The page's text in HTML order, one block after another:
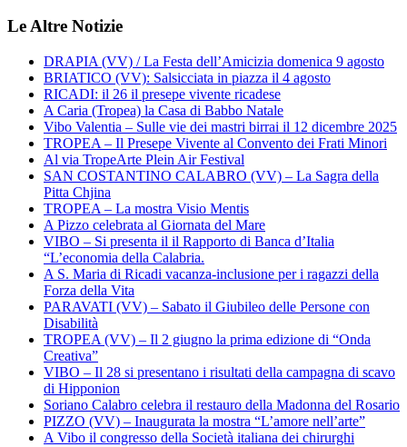
Le Altre Notizie
DRAPIA (VV) / La Festa dell’Amicizia domenica 9 agosto
BRIATICO (VV): Salsicciata in piazza il 4 agosto
RICADI: il 26 il presepe vivente ricadese
A Caria (Tropea) la Casa di Babbo Natale
Vibo Valentia – Sulle vie dei mastri birrai il 12 dicembre 2025
TROPEA – Il Presepe Vivente al Convento dei Frati Minori
Al via TropeArte Plein Air Festival
SAN COSTANTINO CALABRO (VV) – La Sagra della
Pitta Chjina
TROPEA – La mostra Visio Mentis
A Pizzo celebrata al Giornata del Mare
VIBO – Si presenta il il Rapporto di Banca d’Italia
“L’economia della Calabria.
A S. Maria di Ricadi vacanza-inclusione per i ragazzi della
Forza della Vita
PARAVATI (VV) – Sabato il Giubileo delle Persone con
Disabilità
TROPEA (VV) – Il 2 giugno la prima edizione di “Onda
Creativa”
VIBO – Il 28 si presentano i risultati della campagna di scavo
di Hipponion
Soriano Calabro celebra il restauro della Madonna del Rosario
PIZZO (VV) – Inaugurata la mostra “L’amore nell’arte”
A Vibo il congresso della Società italiana dei chirurghi